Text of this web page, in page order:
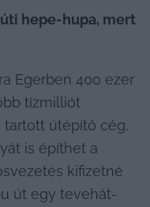
hepe-hupa, mert
Egerben 400 ezer
tízmilliót
tartott útépítő cég,
is építhet a
kifizetné
út egy tevehát-